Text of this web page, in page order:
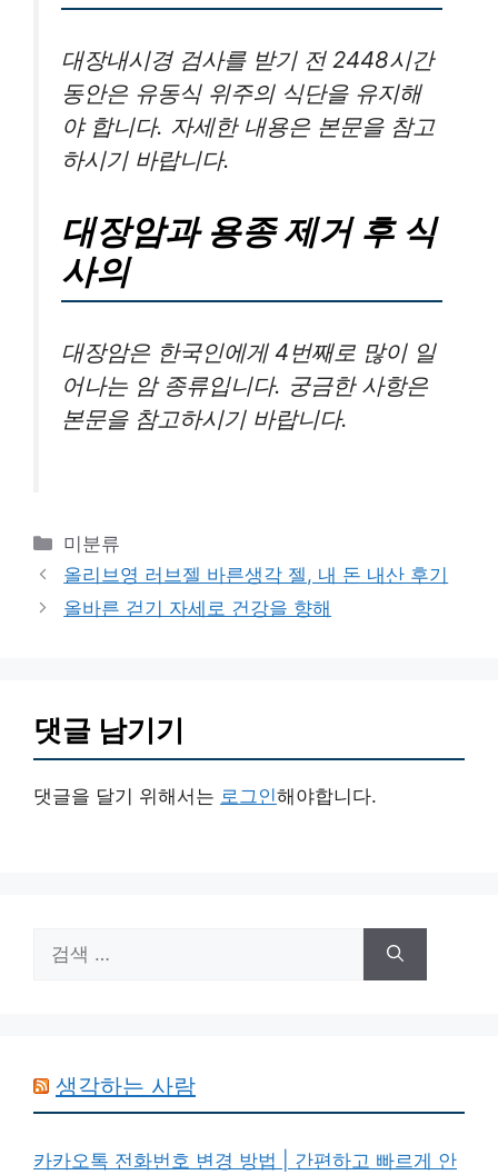
대장내시경 검사를 받기 전 2448시간
동안은 유동식 위주의 식단을 유지해
야 합니다. 자세한 내용은 본문을 참고
하시기 바랍니다.
대장암과 용종 제거 후 식
사의
대장암은 한국인에게 4번째로 많이 일
어나는 암 종류입니다. 궁금한 사항은
본문을 참고하시기 바랍니다.
카
테
고
미분류
올리브영 러브젤 바른생각 젤, 내 돈 내산 후기
올바른 걷기 자세로 건강을 향해
댓글 남기기
댓글을 달기 위해서는 로그인해야합니다.
색:
생각하는 사람
카카오톡 전화번호 변경 방법 | 간편하고 빠르게 안